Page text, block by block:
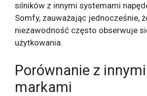
silników z innymi systemami
Somfy, zauważając jednocześnie,
niezawodność często obserwuje
użytkowania.
Porównanie z innymi
markami